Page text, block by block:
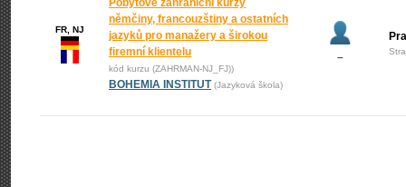
FR, NJ
Pobytové zahraniční kurzy
němčiny, francouzštiny a ostatních
jazyků pro manažery a širokou
firemní klientelu
kód kurzu (ZAHRMAN-NJ_FJ))
BOHEMIA INSTITUT (Jazyková škola)
–